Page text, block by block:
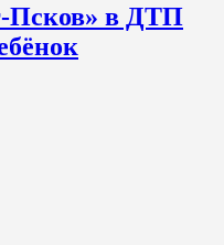
Псков» в ДТП